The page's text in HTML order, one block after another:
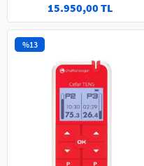
15.950,00 TL
%13